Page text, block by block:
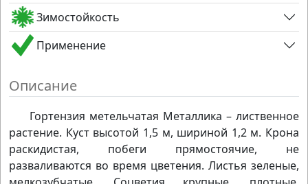
Зимостойкость
Применение
Описание
Гортензия метельчатая Металлика – лиственное
растение. Куст высотой 1,5 м, шириной 1,2 м. Крона
раскидистая, побеги прямостоячие, не
разваливаются во время цветения. Листья зеленые,